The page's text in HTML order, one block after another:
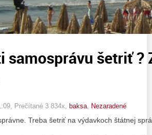
samosprávu šetriť ?
, Prečítané 3 834x, baksa Nezaradené
Treba šetriť na výdavkoch štátnej